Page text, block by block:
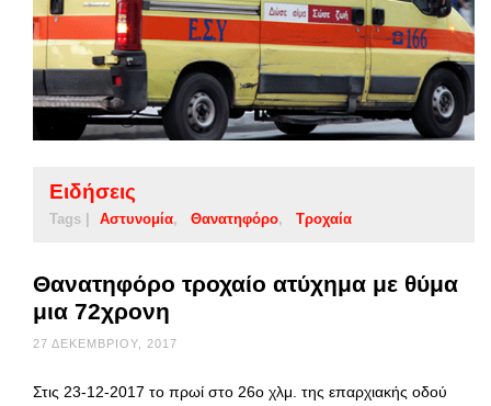
Ειδήσεις
Tags | Αστυνομία Θανατηφόρο Τροχαία
Θανατηφόρο τροχαίο ατύχημα με θύμα
μια 72χρονη
27 ΔΕΚΕΜΒΡΊΟΥ, 2017
Στις 23-12-2017 το πρωί στο 26ο χλμ. της επαρχιακής οδού